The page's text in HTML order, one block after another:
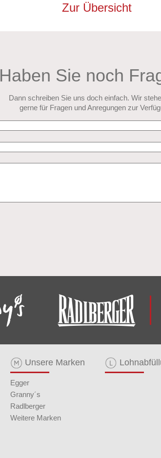
Zur Übersicht
Haben Sie noch
Dann schreiben Sie uns doch einfach. Wir
gerne für Fragen und Anregungen zur
Unsere Marken
Egger
Granny´s
Radlberger
Weitere Marken